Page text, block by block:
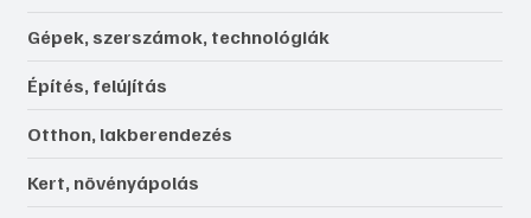
Gépek, szerszámok, technológiák
Építés, felújítás
Otthon, lakberendezés
Kert, növényápolás